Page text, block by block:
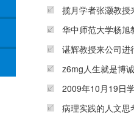
揽月学者张灏教授
华中师范大学杨
谌辉教授来公司进
z6mg人生就是博
2009年10月19日
病理实践的人文思